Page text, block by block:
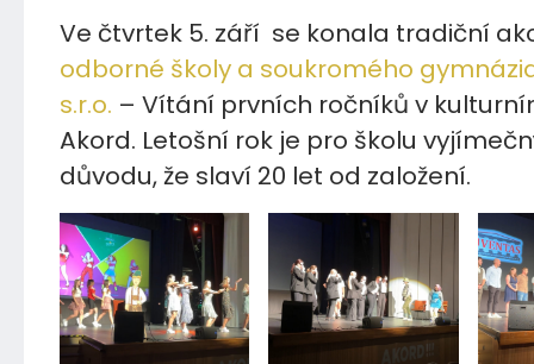
Ve čtvrtek 5. září se konala tradiční
odborné školy a soukromého gymnázia
s.r.o. – Vítání prvních ročníků v
Akord. Letošní rok je pro školu
důvodu, že slaví 20 let od založení.